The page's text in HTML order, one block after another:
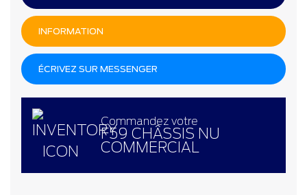
INFORMATION
ÉCRIVEZ SUR MESSENGER
Commandez votre
F59 CHÂSSIS NU
COMMERCIAL